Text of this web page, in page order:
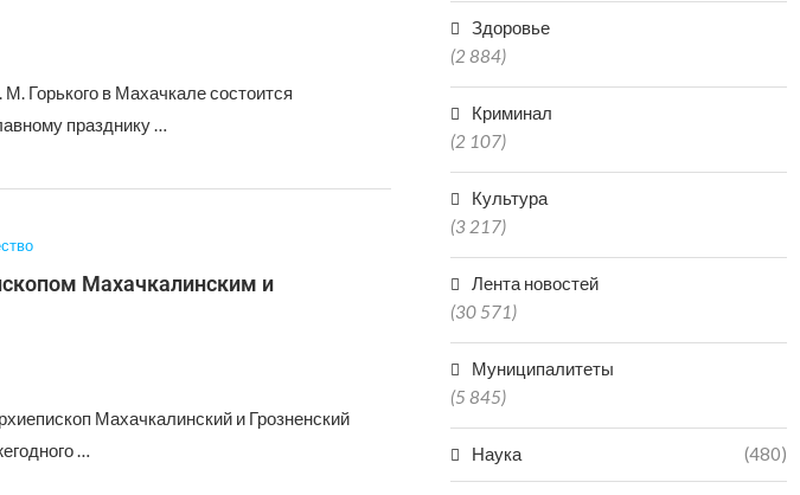
Горького в Махачкале состоится
празднику …
Махачкалинским и
Махачкалинский и Грозненский
…
Здоровье
(2 884)
Криминал
(2 107)
Культура
(3 217)
Лента новостей
(30 571)
Муниципалитеты
(5 845)
Наука (480)